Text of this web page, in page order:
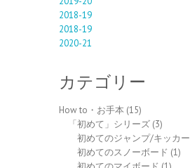
2018-19
2018-19
2020-21
カテゴリー
How to・お手本 (15)
「初めて」シリーズ (3)
初めてのジャンプ/キッカー
初めてのスノーボード (1)